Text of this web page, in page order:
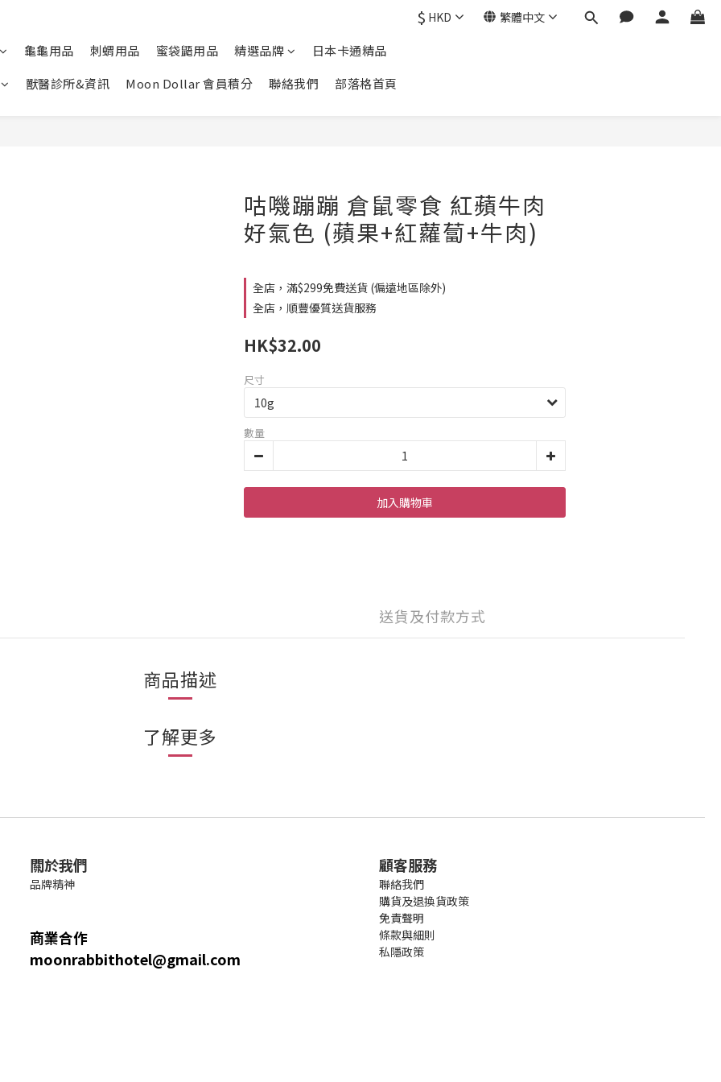
$ HKD 繁體中文
龜龜用品 刺蝟用品 蜜袋鼯用品 精選品牌
日本卡通精品
獸醫診所&資訊
Moon Dollar 會員積分 聯絡我們 部落格首頁
咕嘰蹦蹦 倉鼠零食 紅蘋牛肉
好氣色 (蘋果+紅蘿蔔+牛肉)
全店，滿$299免費送貨 (偏遠地區除外)
全店，順豐優質送貨服務
HK$32.00
尺寸
數量
加入購物車
送貨及付款方式
商品描述
了解更多
關於我們
品牌精神
商業合作
moonrabbithotel@gmail.com
顧客服務
聯絡我們
購貨及退換貨政策
免責聲明
條款與細則
私隱政策